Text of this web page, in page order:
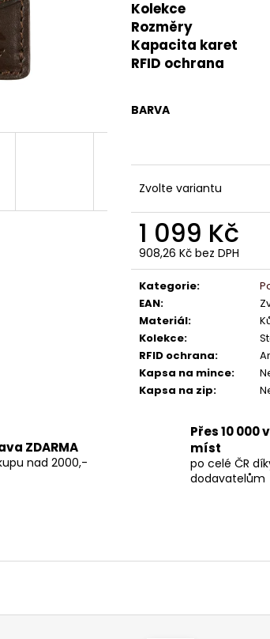
Kolekce
Rozměry
Kapacita karet
RFID ochrana
BARVA
Zvolte variantu
1 099 Kč
908,26 Kč bez DPH
Měrná
cena:
Kategorie:
EAN:
Materiál:
Kolekce:
RFID ochrana:
Kapsa na mince:
Kapsa na zip:
ZDARMA
nad 2000,-
Přes 10 000
míst
po celé ČR
dodavatelům